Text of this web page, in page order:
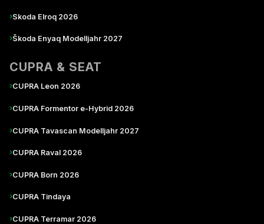
›Skoda Elroq 2026
›Škoda Enyaq Modelljahr 2027
CUPRA & SEAT
›CUPRA Leon 2026
›CUPRA Formentor e-Hybrid 2026
›CUPRA Tavascan Modelljahr 2027
›CUPRA Raval 2026
›CUPRA Born 2026
›CUPRA Tindaya
›CUPRA Terramar 2026